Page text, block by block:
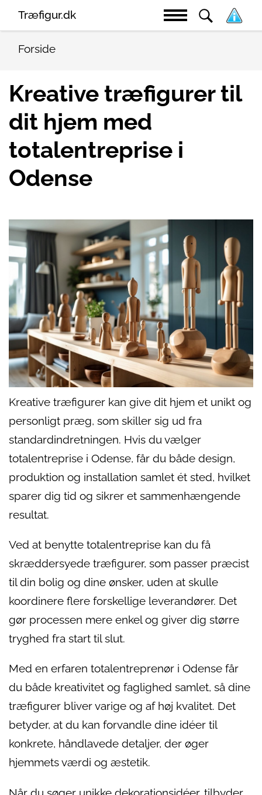
Træfigur.dk
Forside
Kreative træfigurer til
dit hjem med
totalentreprise i
Odense
Kreative træfigurer kan give dit hjem et unikt og
personligt præg, som skiller sig ud fra
standardindretningen. Hvis du vælger
totalentreprise i Odense, får du både design,
produktion og installation samlet ét sted, hvilket
sparer dig tid og sikrer et sammenhængende
resultat.
Ved at benytte totalentreprise kan du få
skræddersyede træfigurer, som passer præcist
til din bolig og dine ønsker, uden at skulle
koordinere flere forskellige leverandører. Det
gør processen mere enkel og giver dig større
tryghed fra start til slut.
Med en erfaren totalentreprenør i Odense får
du både kreativitet og faglighed samlet, så dine
træfigurer bliver varige og af høj kvalitet. Det
betyder, at du kan forvandle dine idéer til
konkrete, håndlavede detaljer, der øger
hjemmets værdi og æstetik.